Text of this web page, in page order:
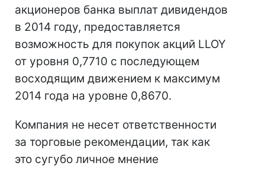
акционеров банка выплат дивидендов
в 2014 году, предоставляется
возможность для покупок акций LLOY
от уровня 0,7710 с последующем
восходящим движением к максимум
2014 года на уровне 0,8670.
Компания не несет ответственности
за торговые рекомендации, так как
это сугубо личное мнение